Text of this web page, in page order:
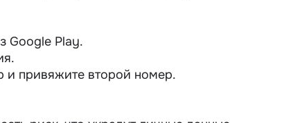
Google Play.
и привяжите второй номер.